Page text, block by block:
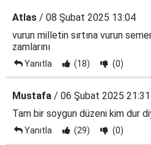
Atlas / 08 Şubat 2025 13:04
vurun milletin sırtına vurun
zamlarını
Yanıtla (18) (0)
Mustafa / 06 Şubat 2025 21:31
Tam bir soygun düzeni kim dur
Yanıtla (29) (0)